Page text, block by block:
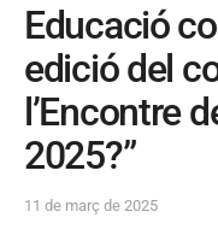
Educació
edició del
l’Encontre
2025?”
11 de març de 2025